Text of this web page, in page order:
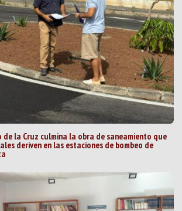
de la Cruz culmina la obra de saneamiento que
deriven en las estaciones de bombeo de